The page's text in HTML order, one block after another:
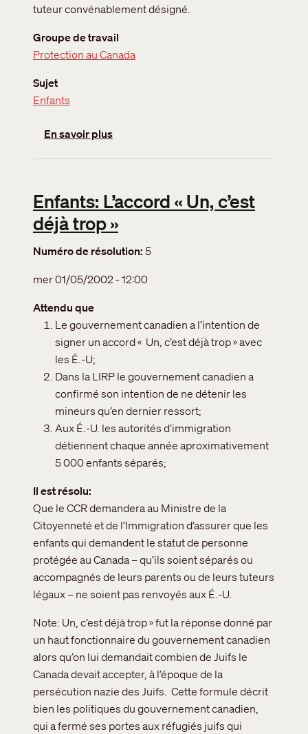
tuteur convénablement désigné.
Groupe de travail
Protection au Canada
Sujet
Enfants
En savoir plussur Les enfants séparés: les entrevues
Enfants: L’accord « Un, c’est
déjà trop »
Numéro de résolution 5
mer 01/05/2002 - 12:00
Attendu que
Le gouvernement canadien a l’intention de
signer un accord « Un, c’est déjà trop » avec
les É.-U;
Dans la LIRP le gouvernement canadien a
confirmé son intention de ne détenir les
mineurs qu’en dernier ressort;
Aux É.-U. les autorités d’immigration
détiennent chaque année aproximativement
5 000 enfants séparés;
Il est résolu
Que le CCR demandera au Ministre de la
Citoyenneté et de l’Immigration d’assurer que les
enfants qui demandent le statut de personne
protégée au Canada – qu’ils soient séparés ou
accompagnés de leurs parents ou de leurs tuteurs
légaux – ne soient pas renvoyés aux É.-U.
Note: Un, c’est déjà trop » fut la réponse donné par
un haut fonctionnaire du gouvernement canadien
alors qu’on lui demandait combien de Juifs le
Canada devait accepter, à l’époque de la
persécution nazie des Juifs. Cette formule décrit
bien les politiques du gouvernement canadien,
qui a fermé ses portes aux réfugiés juifs qui